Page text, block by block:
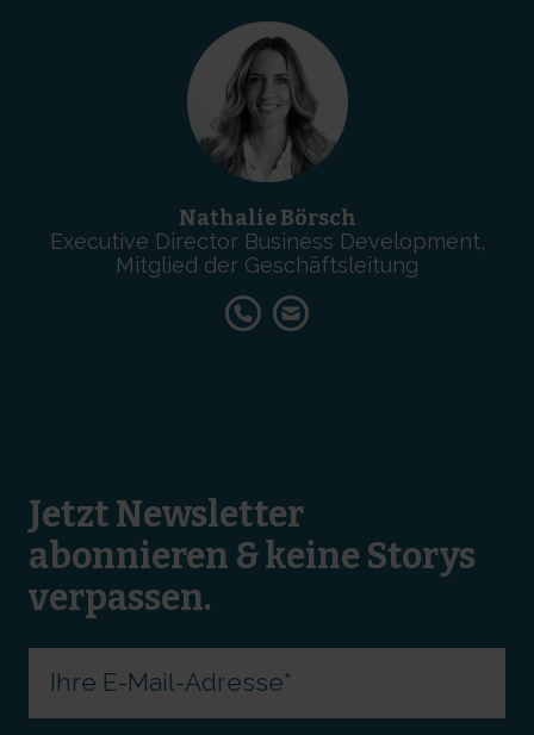
Nathalie Börsch
Executive Director Business Development,
Mitglied der Geschäftsleitung
Jetzt Newsletter
abonnieren & keine Storys
verpassen.